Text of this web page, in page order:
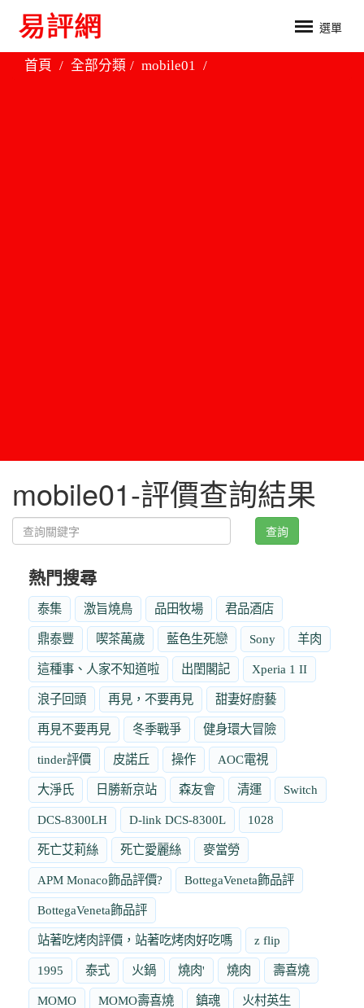
選單
首頁 全部分類 mobile01
mobile01-評價查詢結果
查詢
熱門搜尋
泰集 激旨燒鳥 品田牧場 君品酒店
鼎泰豐 喫茶萬歲 藍色生死戀 Sony 羊肉
這種事、人家不知道啦 出閨閣記 Xperia 1 II
浪子回頭 再見，不要再見 甜妻好廚藝
再見不要再見 冬季戰爭 健身環大冒險
tinder評價 皮諾丘 操作 AOC電視
大淨氏 日勝新京站 森友會 清運 Switch
DCS-8300LH D-link DCS-8300L 1028
死亡艾莉絲 死亡愛麗絲 麥當勞
APM Monaco飾品評價? BottegaVeneta飾品評
BottegaVeneta飾品評
站著吃烤肉評價，站著吃烤肉好吃嗎 z flip
1995 泰式 火鍋 燒肉' 燒肉 壽喜燒
MOMO MOMO壽喜燒 鎮魂 火村英生